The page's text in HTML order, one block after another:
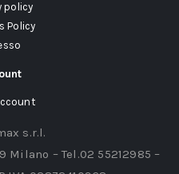
policy
Policy
s.r.l.
Milano – Tel.02 55212985 –